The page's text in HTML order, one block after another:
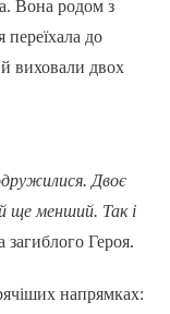
Вона родом з
переїхала до
виховали двох
Двоє
ще менший. Так і
Героя.
напрямках: